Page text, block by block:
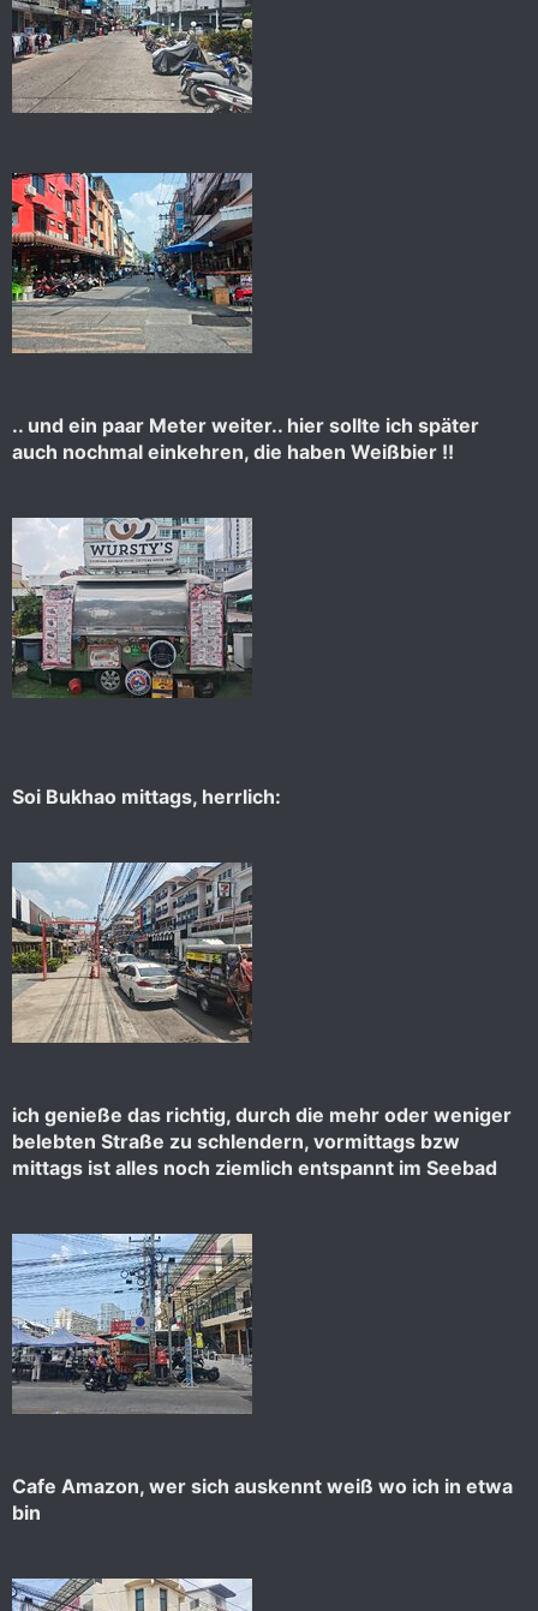
.. und ein paar Meter weiter.. hier sollte ich später
auch nochmal einkehren, die haben Weißbier !!
Soi Bukhao mittags, herrlich:
ich genieße das richtig, durch die mehr oder weniger
belebten Straße zu schlendern, vormittags bzw
mittags ist alles noch ziemlich entspannt im Seebad
Cafe Amazon, wer sich auskennt weiß wo ich in etwa
bin